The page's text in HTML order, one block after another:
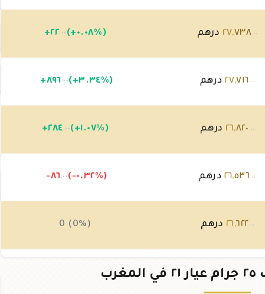
٢٧,٧٣٨.٠٠ درهم +٢٢ .٠٠ (+٠.٠٨%)
٢٧,٧١٦.٠٠ درهم +٨٩٦ .٠٠ (+٣.٣٤%)
٢٦,٨٢٠.٠٠ درهم +٢٨٤ .٠٠ (+١.٠٧%)
٢٦,٥٣٦.٠٠ درهم -٨٦ .٠٠ (-٠.٣٢%)
٢٦,٦٢٢.٠٠ درهم 0 (0%)
٢٦,٦٢٢ .٠٠ درهم (-٠.١٧%)